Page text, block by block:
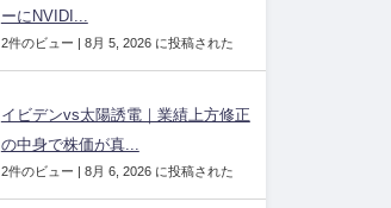
ーにNVIDI...
2件のビュー | 8月 5, 2026 に投稿された
イビデンvs太陽誘電｜業績上方修正
の中身で株価が真...
2件のビュー | 8月 6, 2026 に投稿された